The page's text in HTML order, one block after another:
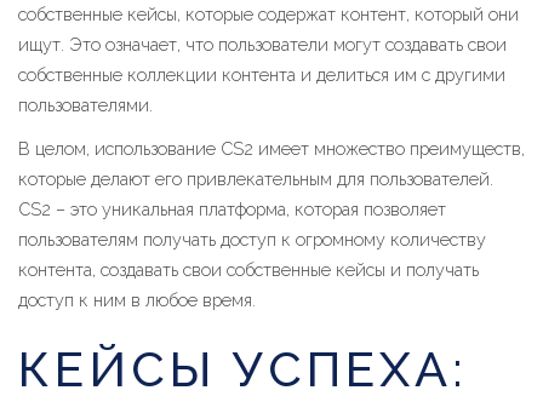
собственные кейсы, которые содержат контент, который они
ищут. Это означает, что пользователи могут создавать свои
собственные коллекции контента и делиться им с другими
пользователями.
В целом, использование CS2 имеет множество преимуществ,
которые делают его привлекательным для пользователей.
CS2 – это уникальная платформа, которая позволяет
пользователям получать доступ к огромному количеству
контента, создавать свои собственные кейсы и получать
доступ к ним в любое время.
КЕЙСЫ УСПЕХА: